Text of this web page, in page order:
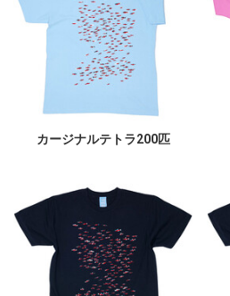
カージナルテトラ200匹